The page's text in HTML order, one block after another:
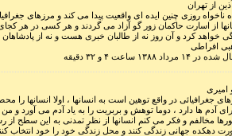
آذین از تهران
ناخواه روزی چنین ایده ای واقعیت پیدا می کند و مرزهای
از اسارت حاکمان زور گو آزاد می گردند و هر کسی در هر
خواهد کرد و آن روز نه از طالبان خبری هست و نه از
افراطی
در ۱۴ مرداد ۱۳۸۸ ساعت ۴ و ۳۲ دقیقه
امیری
جغرافیائی در واقع توهین است به انسانها ، اولا انسانها را
آدم ها دارد ، دوما توهش و بربریت را به یاد آدم می آورد و من
مخالفم و فکر می کنم انسانها از نظر تمدنی به این سطح از
دهکده جهانی زندگی کنند و محل زندگی خود را خود انتخاب